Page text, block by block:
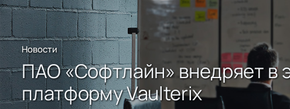
Новости
ПАО «Софтлайн» внедряет в
платформу Vaulterix